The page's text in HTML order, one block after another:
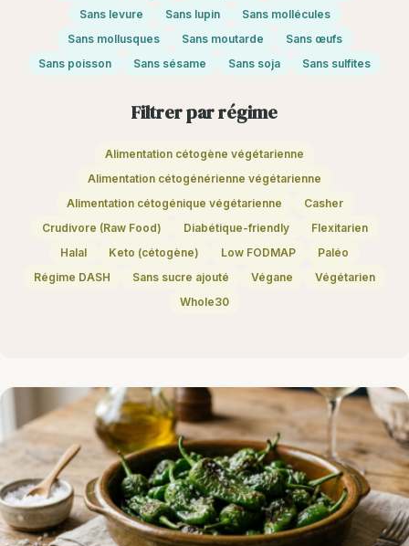
Sans levure
Sans lupin
Sans mollécules
Sans mollusques
Sans moutarde
Sans œufs
Sans poisson
Sans sésame Sans soja Sans sulfites
Filtrer par régime
Alimentation cétogène végétarienne
Alimentation cétogénérienne végétarienne
Alimentation cétogénique végétarienne
Casher
Crudivore (Raw Food)
Diabétique-friendly
Flexitarien
Halal
Keto (cétogène) Low FODMAP
Paléo
Régime DASH
Sans sucre ajouté Végane
Végétarien
Whole30